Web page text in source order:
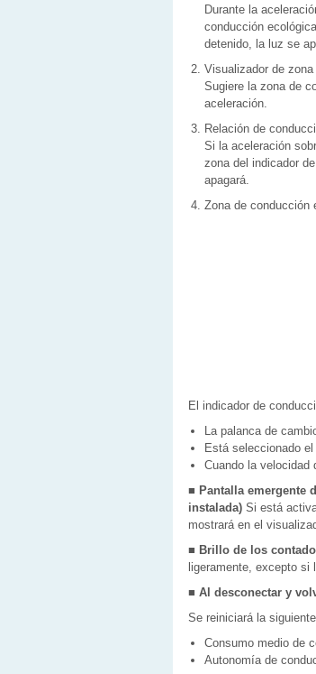
Durante la
conducción
detenido, la luz se
Visualizador de
Sugiere la zona de
aceleración.
Relación de
Si la aceleración
zona del indicador
apagará.
Zona de conducción
El indicador de
La palanca de
Está seleccionado
Cuando la velocidad
■ Pantalla emergente
instalada) Si está
mostrará en el
■ Brillo de los
ligeramente, excepto
■ Al desconectar y
Se reiniciará la
Consumo medio de
Autonomía de